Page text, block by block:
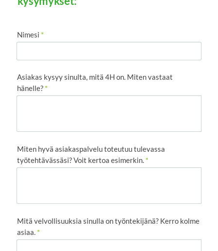
Nimesi *
Asiakas kysyy sinulta, mitä 4H on. Miten vastaat
hänelle? *
Miten hyvä asiakaspalvelu toteutuu tulevassa
työtehtävässäsi? Voit kertoa esimerkin. *
Mitä velvollisuuksia sinulla on työntekijänä? Kerro kolme
asiaa. *